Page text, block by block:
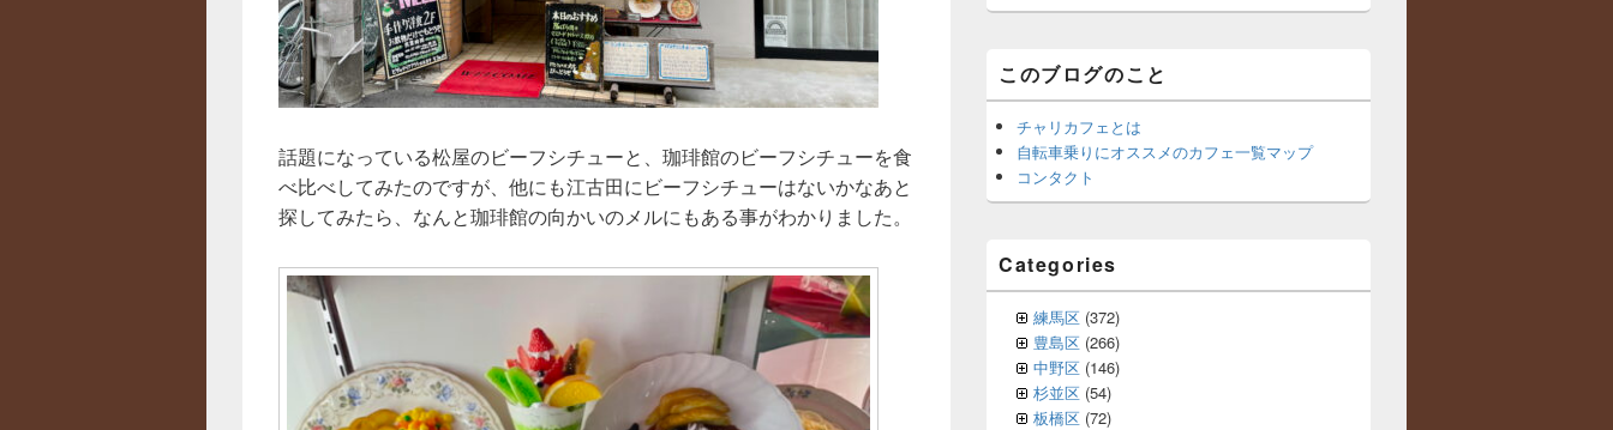
話題になっている松屋のビーフシチューと、珈琲館のビーフシチューを食
べ比べしてみたのですが、他にも江古田にビーフシチューはないかなあと
探してみたら、なんと珈琲館の向かいのメルにもある事がわかりました。
このブログのこと
チャリカフェとは
自転車乗りにオススメのカフェ一覧マップ
コンタクト
Categories
練馬区 (372)
豊島区 (266)
中野区 (146)
杉並区 (54)
板橋区 (72)